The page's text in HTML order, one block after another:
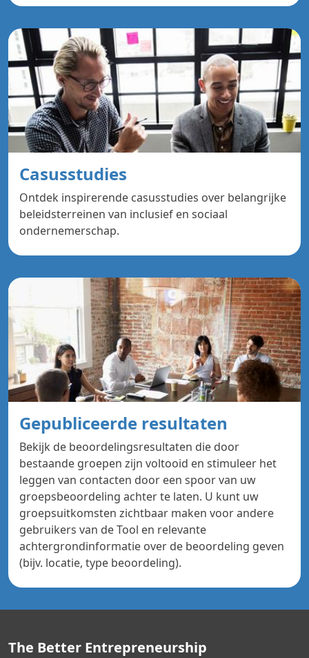
Casusstudies
Ontdek inspirerende casusstudies over belangrijke
beleidsterreinen van inclusief en sociaal
ondernemerschap.
Gepubliceerde resultaten
Bekijk de beoordelingsresultaten die door
bestaande groepen zijn voltooid en stimuleer het
leggen van contacten door een spoor van uw
groepsbeoordeling achter te laten. U kunt uw
groepsuitkomsten zichtbaar maken voor andere
gebruikers van de Tool en relevante
achtergrondinformatie over de beoordeling geven
(bijv. locatie, type beoordeling).
The Better Entrepreneurship